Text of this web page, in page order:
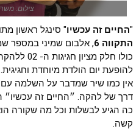
צילום:
"החיים זה עכשיו" סינגל ראשון
התקווה 6
, אלבום שמיני במספר
להופעת יום הולדת מיוחדת וחגיגית.
אין כמו שיר שמדבר על השלמה
דרך של להקה. ״החיים זה
כה הגיע לבשלות וכל מה שקורה
קשה.